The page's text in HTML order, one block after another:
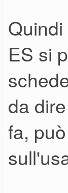
se
tutte le
Certo,
ES si
da
fa,